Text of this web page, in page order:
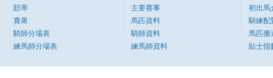
賠率
賽果
騎師分場表
練馬師分場表
主要賽事
馬匹資料
騎師資料
練馬師資料
初出馬
騎練配
馬匹搬
貼士指